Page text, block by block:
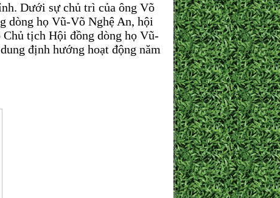
Dưới sự chủ trì của ông Võ
dòng họ Vũ-Võ Nghệ An, hội
tịch Hội đồng dòng họ Vũ-
định hướng hoạt động năm